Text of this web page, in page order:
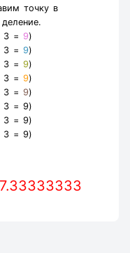
точку в
= 9)
= 9)
= 9)
= 9)
= 9)
= 9)
= 9)
= 9)